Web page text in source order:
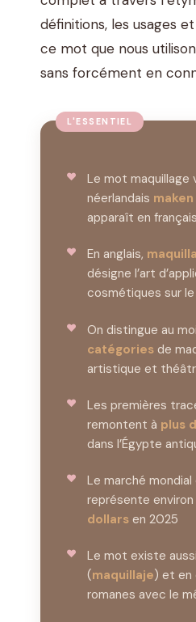
définitions, les usages
ce mot que nous
sans forcément en
Le mot maquillage
néerlandais maken
apparaît en
En anglais,
désigne l’art
cosmétiques sur
On distingue au
catégoriesde
artistique et
Les premières
remontent à plus
dans l’Égypte
Le marché mondial
représente environ
dollarsen 2025
Le mot existe
(maquillaje) et en
romanes avec le